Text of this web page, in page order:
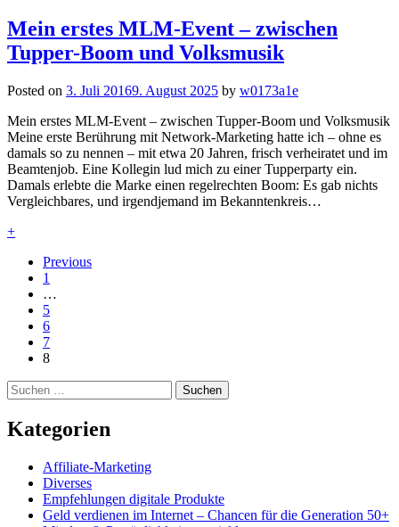
Mein erstes MLM-Event – zwischen
Tupper-Boom und Volksmusik
Posted on 3. Juli 20169. August 2025 by w0173a1e
Mein erstes MLM-Event – zwischen Tupper-Boom und Volksmusik
Meine erste Berührung mit Network-Marketing hatte ich – ohne es
damals so zu nennen – mit etwa 20 Jahren, frisch verheiratet und im
Beamtenjob. Eine Kollegin lud mich zu einer Tupperparty ein.
Damals erlebte die Marke einen regelrechten Boom: Es gab nichts
Vergleichbares, und irgendjemand im Bekanntenkreis…
+
Previous
1
…
5
6
7
8
Suchen
nach:
Kategorien
Affiliate-Marketing
Diverses
Empfehlungen digitale Produkte
Geld verdienen im Internet – Chancen für die Generation 50+